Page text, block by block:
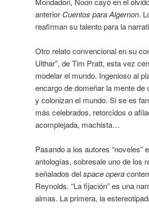
anterior Cuentos para Algernon.
reafirman su talento para la
Otro relato convencional en su
Ulthar”, de Tim Pratt, esta vez
modelar el mundo. Ingenioso al
encargo de domeñar la mente
y colonizan el mundo. Si se es
más celebrados, retorcidos o
acomplejada, machista…
Pasando a los autores “noveles”
antologías, sobresale uno de los
señalados delspace opera
Reynolds. “La fijación” es una
almas. La primera, la